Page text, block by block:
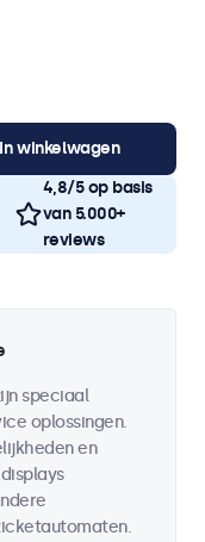
In winkelwagen
4,8/5 op basis
van 5.000+
reviews
speciaal
oplossingen.
en